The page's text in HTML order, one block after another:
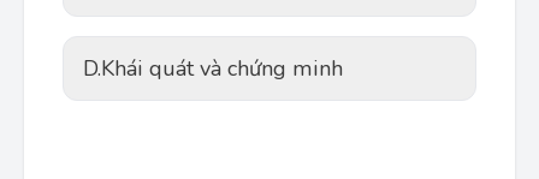
D.Khái quát và chứng minh